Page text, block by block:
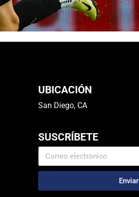
UBICACIÓN
San Diego, CA
SUSCRÍBETE
Enviar